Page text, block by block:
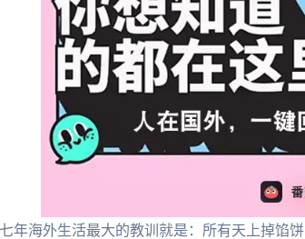
年海外生活最大的教训就是：所有天上掉馅